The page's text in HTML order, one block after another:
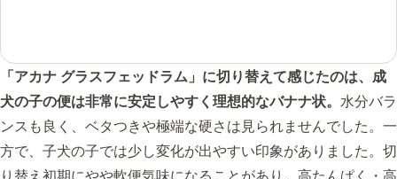
「アカナ グラスフェッドラム」に切り替えて感じたのは、成
犬の子の便は非常に安定しやすく理想的なバナナ状。 水分バラ
ンスも良く、ベタつきや極端な硬さは見られませんでした。一
方で、子犬の子では少し変化が出やすい印象がありました。切
り替え初期にやや軟便気味になることがあり、高たんぱく・高